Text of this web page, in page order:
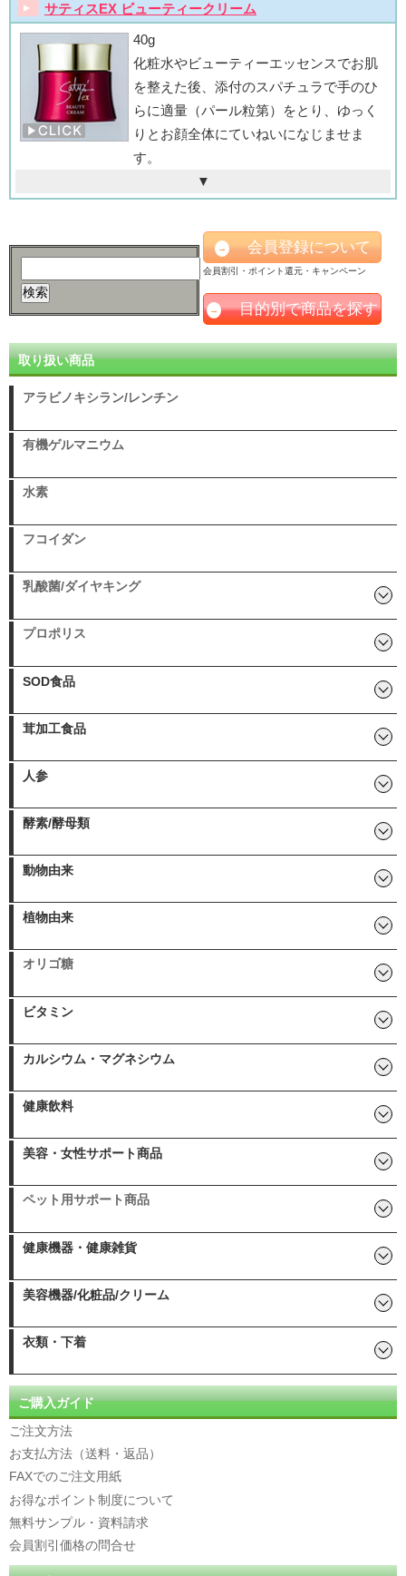
→ 会員登録について
会員割引・ポイント還元・キャンペーン
→ 目的別で商品を探す
取り扱い商品
アラビノキシラン/レンチン
有機ゲルマニウム
水素
フコイダン
乳酸菌/ダイヤキング
ダイヤキング（新型乳酸菌） ベストトリム(子供用 乳酸菌)
乳酸菌生産物質(ビオネ) ラブレジャスト(ラブレ菌)
ナノ型乳酸菌
プロバイオティクスK12
プロポリス
生プロポリス ユキはな
エスタプロント
SOD食品
ス
CPL環状重合乳酸
茸加工食品
AHCC イムノエース LEM椎菌
ハタケシメジ メシマピュア
マイタケ加工食品 霊芝
アガリクス
人参
高麗人参（根） 高麗人参（果実）
田七人参/雲南田七
酵素/酵母類
パン酵母「イミュトール」
酵素ドリンク
動物由来
牡蠣肉エキス キトサン
DPA）含有食品
非変性Ⅱ型コラーゲン/UC-Ⅱ
プロテオグリカン アワビエキス「鮑の輝」
プラズマローゲン
植物由来
月見草油「エポグラン」 垂盆草エキス「肝宝垂盆草」
イムノアシストＤ-12 キャッツクロー
ナットウキナーゼ「NKCP」 マコモ
五葉松種子エキス 梅肉エキス
サラシア タヒボ
紫イペ ノニ
じゃばら ウコン
アッケシ草
オリゴ糖
ラフィノース
ビタミン
マルチビタミン・ミネラル
弱酸性ビタミンC
カルシウム・マグネシウム
ホネバリア 骨太大作戦
健康飲料
タヒボ 糖鎖栄養素「カタライザー」
霧島黒酢エキス
シークワーサー 青汁
もろみ酢
美容・女性サポート商品
シルクフィブロイン プラセンタ
ヒアルロン酸 コラーゲン
核酸 コエンザイムQ10
ペット用サポート商品
ペット用AHCC/イムノブロン アニマルズキング(乳酸球菌)
ペット用 紫イペ
健康機器・健康雑貨
健康寝具「ヘルスロール」 健康体操DVD
エクササイズDVD クロッツ ひんやりグッズ
やわらか湯たんぽ(クロッツ) イムニタスマスク
ユーカリ消臭抗菌剤 姿勢矯正ベルト
美容機器/化粧品/クリーム
ヨモギ製品 [医薬部外品] 薬用美白パック
純金美顔器 SOD様 自然派化粧品
エミューオイル サティスex
ェル「リフレシア」
衣類・下着
尿漏れサポートパンツ
ご購入ガイド
ご注文方法
お支払方法（送料・返品）
FAXでのご注文用紙
お得なポイント制度について
無料サンプル・資料請求
会員割引価格の問合せ
サティスEX ビューティークリーム
40g
化粧水やビューティーエッセンスでお肌
を整えた後、添付のスパチュラで手のひ
らに適量（パール粒第）をとり、ゆっく
りとお顔全体にていねいになじませま
す。
▼